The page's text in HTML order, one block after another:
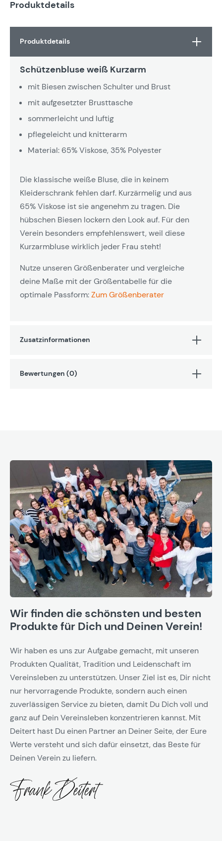
Produktdetails
Produktdetails
Schützenbluse weiß Kurzarm
mit Biesen zwischen Schulter und Brust
mit aufgesetzter Brusttasche
sommerleicht und luftig
pflegeleicht und knitterarm
Material: 65% Viskose, 35% Polyester
Die klassische weiße Bluse, die in keinem
Kleiderschrank fehlen darf. Kurzärmelig und aus
65% Viskose ist sie angenehm zu tragen. Die
hübschen Biesen lockern den Look auf. Für den
Verein besonders empfehlenswert, weil diese
Kurzarmbluse wirklich jeder Frau steht!
Nutze unseren Größenberater und vergleiche
deine Maße mit der Größentabelle für die
optimale Passform:Zum Größenberater
Zusatzinformationen
Bewertungen (0)
Wir finden die schönsten und besten
Produkte für Dich und Deinen Verein!
Wir haben es uns zur Aufgabe gemacht, mit unseren
Produkten Qualität, Tradition und Leidenschaft im
Vereinsleben zu unterstützen. Unser Ziel ist es, Dir nicht
nur hervorragende Produkte, sondern auch einen
zuverlässigen Service zu bieten, damit Du Dich voll und
ganz auf Dein Vereinsleben konzentrieren kannst. Mit
Deitert hast Du einen Partner an Deiner Seite, der Eure
Werte versteht und sich dafür einsetzt, das Beste für
Deinen Verein zu liefern.